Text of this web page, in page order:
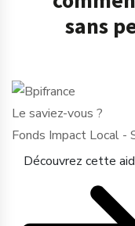
sans
Le saviez-vous ?
Fonds Impact Local -
Découvrez cette